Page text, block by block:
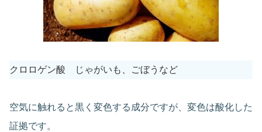
クロロゲン酸 じゃがいも、ごぼうなど
空気に触れると黒く変色する成分ですが、変色は酸化した
証拠です。